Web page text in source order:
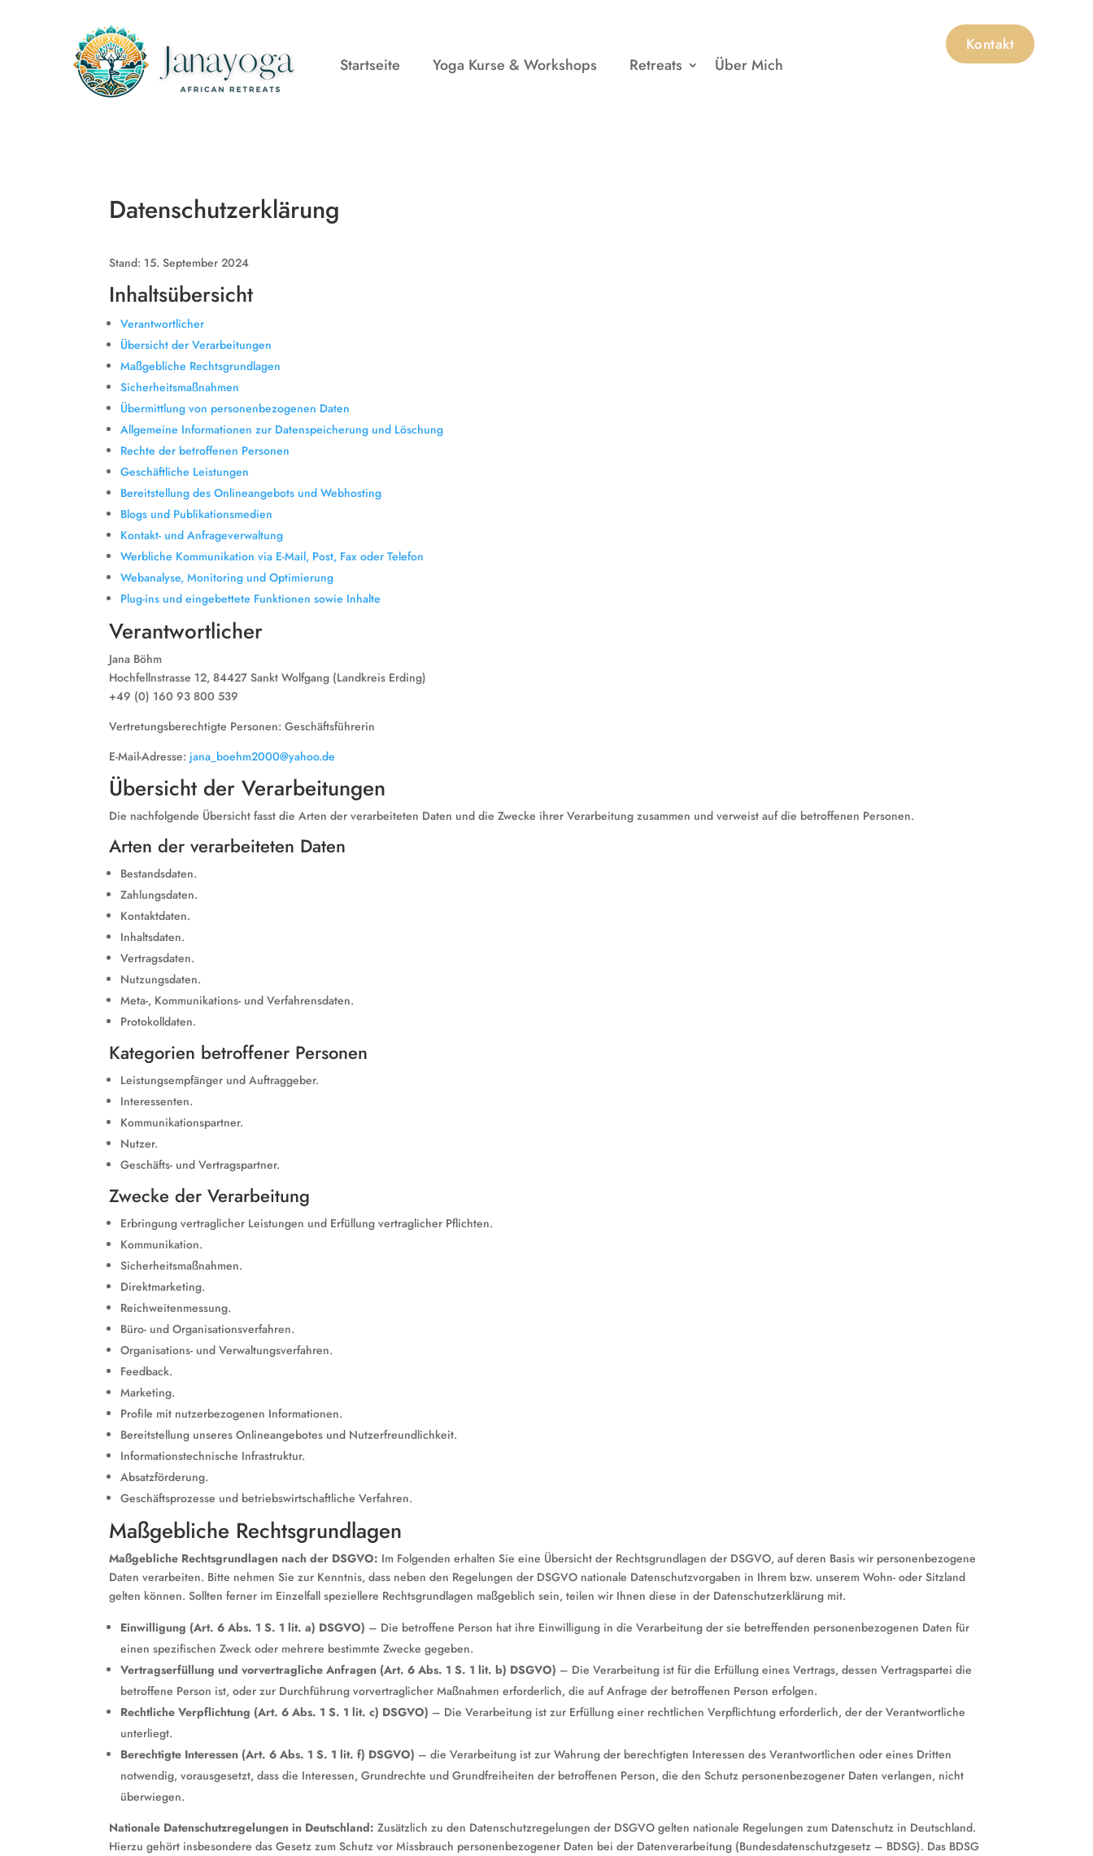
Startseite Yoga Kurse & Workshops Retreats Über Mich
Kontakt
Datenschutzerklärung
Stand: 15. September 2024
Inhaltsübersicht
Verantwortlicher
Übersicht der Verarbeitungen
Maßgebliche Rechtsgrundlagen
Sicherheitsmaßnahmen
Übermittlung von personenbezogenen Daten
Allgemeine Informationen zur Datenspeicherung und Löschung
Rechte der betroffenen Personen
Geschäftliche Leistungen
Bereitstellung des Onlineangebots und Webhosting
Blogs und Publikationsmedien
Kontakt- und Anfrageverwaltung
Werbliche Kommunikation via E-Mail, Post, Fax oder Telefon
Webanalyse, Monitoring und Optimierung
Plug-ins und eingebettete Funktionen sowie Inhalte
Verantwortlicher
Jana Böhm
Hochfellnstrasse 12, 84427 Sankt Wolfgang (Landkreis Erding)
+49 (0) 160 93 800 539
Vertretungsberechtigte Personen: Geschäftsführerin
E-Mail-Adresse: jana_boehm2000@yahoo.de
Übersicht der Verarbeitungen
Die nachfolgende Übersicht fasst die Arten der verarbeiteten Daten und die Zwecke ihrer Verarbeitung zusammen und verweist auf die betroffenen Personen.
Arten der verarbeiteten Daten
Bestandsdaten.
Zahlungsdaten.
Kontaktdaten.
Inhaltsdaten.
Vertragsdaten.
Nutzungsdaten.
Meta-, Kommunikations- und Verfahrensdaten.
Protokolldaten.
Kategorien betroffener Personen
Leistungsempfänger und Auftraggeber.
Interessenten.
Kommunikationspartner.
Nutzer.
Geschäfts- und Vertragspartner.
Zwecke der Verarbeitung
Erbringung vertraglicher Leistungen und Erfüllung vertraglicher Pflichten.
Kommunikation.
Sicherheitsmaßnahmen.
Direktmarketing.
Reichweitenmessung.
Büro- und Organisationsverfahren.
Organisations- und Verwaltungsverfahren.
Feedback.
Marketing.
Profile mit nutzerbezogenen Informationen.
Bereitstellung unseres Onlineangebotes und Nutzerfreundlichkeit.
Informationstechnische Infrastruktur.
Absatzförderung.
Geschäftsprozesse und betriebswirtschaftliche Verfahren.
Maßgebliche Rechtsgrundlagen
Maßgebliche Rechtsgrundlagen nach der DSGVO: Im Folgenden erhalten Sie eine Übersicht der Rechtsgrundlagen der DSGVO, auf deren Basis wir personenbezogene
Daten verarbeiten. Bitte nehmen Sie zur Kenntnis, dass neben den Regelungen der DSGVO nationale Datenschutzvorgaben in Ihrem bzw. unserem Wohn- oder Sitzland
gelten können. Sollten ferner im Einzelfall speziellere Rechtsgrundlagen maßgeblich sein, teilen wir Ihnen diese in der Datenschutzerklärung mit.
Einwilligung (Art. 6 Abs. 1 S. 1 lit. a) DSGVO) – Die betroffene Person hat ihre Einwilligung in die Verarbeitung der sie betreffenden personenbezogenen Daten für
einen spezifischen Zweck oder mehrere bestimmte Zwecke gegeben.
Vertragserfüllung und vorvertragliche Anfragen (Art. 6 Abs. 1 S. 1 lit. b) DSGVO) – Die Verarbeitung ist für die Erfüllung eines Vertrags, dessen Vertragspartei die
betroffene Person ist, oder zur Durchführung vorvertraglicher Maßnahmen erforderlich, die auf Anfrage der betroffenen Person erfolgen.
Rechtliche Verpflichtung (Art. 6 Abs. 1 S. 1 lit. c) DSGVO) – Die Verarbeitung ist zur Erfüllung einer rechtlichen Verpflichtung erforderlich, der der Verantwortliche
unterliegt.
Berechtigte Interessen (Art. 6 Abs. 1 S. 1 lit. f) DSGVO) – die Verarbeitung ist zur Wahrung der berechtigten Interessen des Verantwortlichen oder eines Dritten
notwendig, vorausgesetzt, dass die Interessen, Grundrechte und Grundfreiheiten der betroffenen Person, die den Schutz personenbezogener Daten verlangen, nicht
überwiegen.
Nationale Datenschutzregelungen in Deutschland:Zusätzlich zu den Datenschutzregelungen der DSGVO gelten nationale Regelungen zum Datenschutz in Deutschland.
Hierzu gehört insbesondere das Gesetz zum Schutz vor Missbrauch personenbezogener Daten bei der Datenverarbeitung (Bundesdatenschutzgesetz – BDSG). Das BDSG